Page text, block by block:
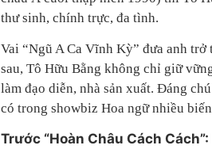
thư sinh, chính trực, đa tình.
Vai “Ngũ A Ca Vĩnh Kỳ” đưa anh
sau, Tô Hữu Bằng không chỉ giữ
làm đạo diễn, nhà sản xuất. Đáng
có trong showbiz Hoa ngữ nhiều
Trước “Hoàn Châu Cách